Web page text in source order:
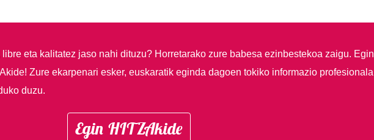
eta kalitatez jaso nahi dituzu? Horretarako zure babesa ezinbestekoa zaigu. Egin
Zure ekarpenari esker, euskaratik eginda dagoen tokiko informazio profesionala
duzu.
Egin HITZAkide